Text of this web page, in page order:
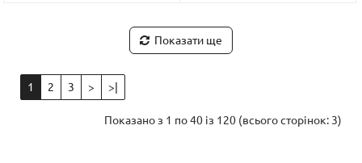
Показати ще
1 2 3 > >|
Показано з 1 по 40 із 120 (всього сторінок: 3)